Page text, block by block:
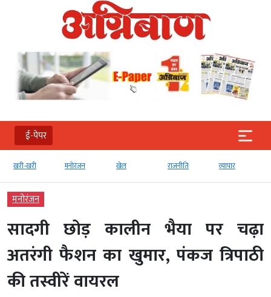
ई-पेपर
खरी-खरी मनोरंजन खेल राजनीति व्‍यापार
मनोरंजन
सादगी छोड़ कालीन भैया पर चढ़ा
अतरंगी फैशन का खुमार, पंकज त्रिपाठी
की तस्वीरें वायरल